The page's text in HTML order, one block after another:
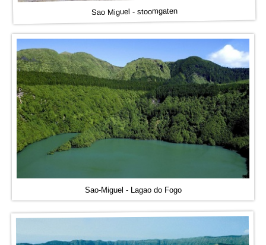
Sao Miguel - stoomgaten
Sao-Miguel - Lagao do Fogo